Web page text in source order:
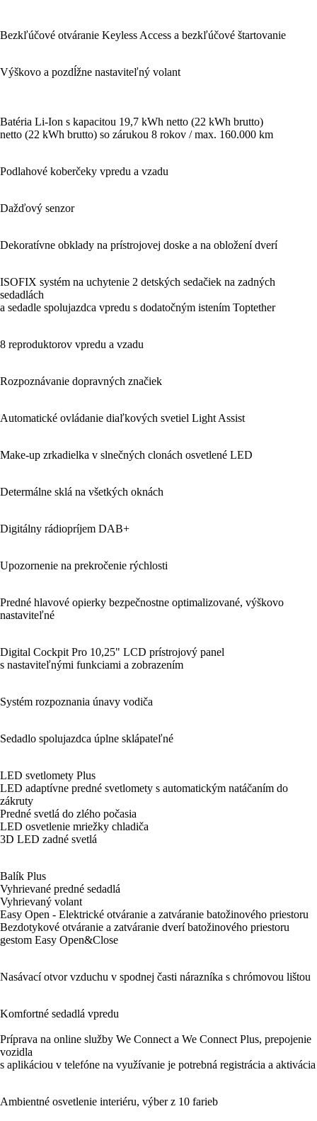
Bezkľúčové otváranie Keyless Access a bezkľúčové štartovanie
Výškovo a pozdĺžne nastaviteľný volant
Batéria Li-Ion s kapacitou 19,7 kWh netto (22 kWh brutto)
netto (22 kWh brutto) so zárukou 8 rokov / max. 160.000 km
Podlahové koberčeky vpredu a vzadu
Dažďový senzor
Dekoratívne obklady na prístrojovej doske a na obložení dverí
ISOFIX systém na uchytenie 2 detských sedačiek na zadných
sedadlách
a sedadle spolujazdca vpredu s dodatočným istením Toptether
8 reproduktorov vpredu a vzadu
Rozpoznávanie dopravných značiek
Automatické ovládanie diaľkových svetiel Light Assist
Make-up zrkadielka v slnečných clonách osvetlené LED
Determálne sklá na všetkých oknách
Digitálny rádiopríjem DAB+
Upozornenie na prekročenie rýchlosti
Predné hlavové opierky bezpečnostne optimalizované, výškovo
nastaviteľné
Digital Cockpit Pro 10,25" LCD prístrojový panel
s nastaviteľnými funkciami a zobrazením
Systém rozpoznania únavy vodiča
Sedadlo spolujazdca úplne sklápateľné
LED svetlomety Plus
LED adaptívne predné svetlomety s automatickým natáčaním do
zákruty
Predné svetlá do zlého počasia
LED osvetlenie mriežky chladiča
3D LED zadné svetlá
Balík Plus
Vyhrievané predné sedadlá
Vyhrievaný volant
Easy Open - Elektrické otváranie a zatváranie batožinového priestoru
Bezdotykové otváranie a zatváranie dverí batožinového priestoru
gestom Easy Open&Close
Nasávací otvor vzduchu v spodnej časti nárazníka s chrómovou lištou
Komfortné sedadlá vpredu
Príprava na online služby We Connect a We Connect Plus, prepojenie
vozidla
s aplikáciou v telefóne na využívanie je potrebná registrácia a aktivácia
Ambientné osvetlenie interiéru, výber z 10 farieb